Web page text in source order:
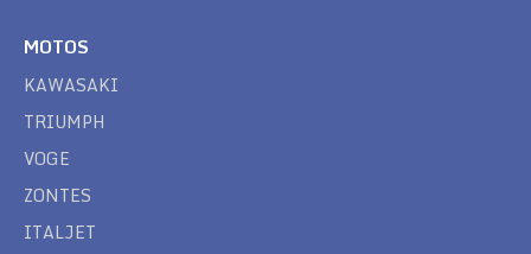
MOTOS
KAWASAKI
TRIUMPH
VOGE
ZONTES
ITALJET